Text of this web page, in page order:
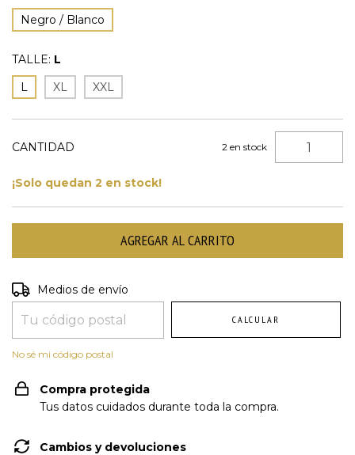
Negro / Blanco
TALLE: L
L
XL XXL
CANTIDAD 2 en stock
¡Solo quedan 2 en stock!
Entregas para el CP:
Medios de envío
CALCULAR
No sé mi código postal
Compra protegida
Tus datos cuidados durante toda la compra.
Cambios y devoluciones